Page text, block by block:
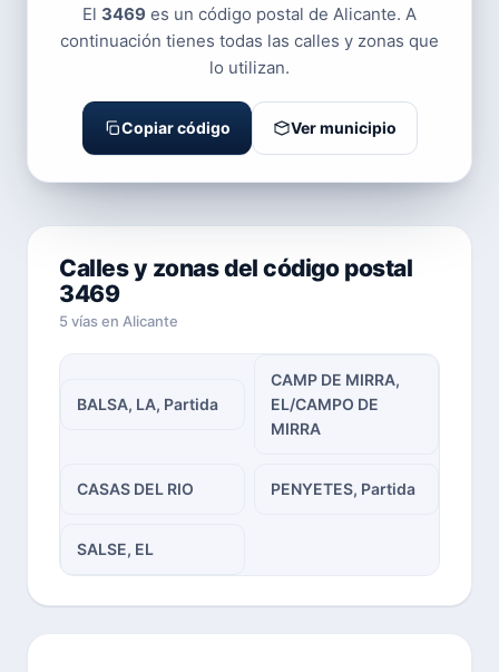
El 3469 es un código postal de Alicante. A
continuación tienes todas las calles y zonas que
lo utilizan.
Copiar código Ver municipio
Calles y zonas del código postal
3469
5 vías en Alicante
BALSA, LA, Partida
CAMP DE MIRRA,
EL/CAMPO DE
MIRRA
CASAS DEL RIO PENYETES, Partida
SALSE, EL